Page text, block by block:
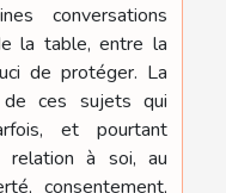
conversations
la table, entre la
de protéger. La
ces sujets qui
et pourtant
relation à soi, au
consentement,